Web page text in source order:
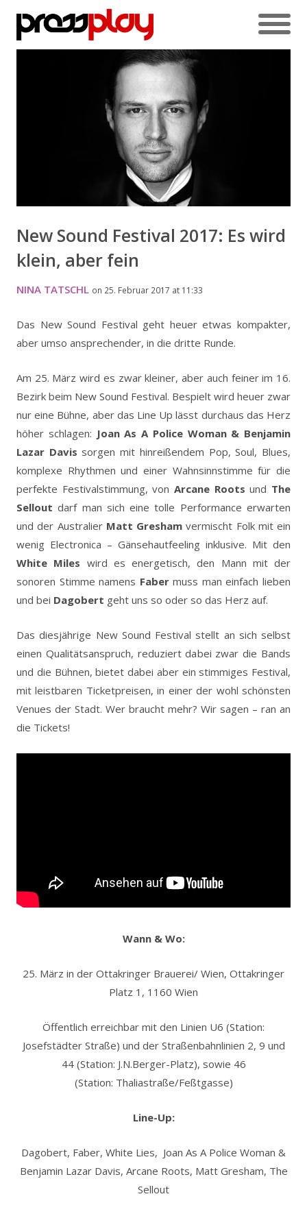
New Sound Festival 2017: Es wird
klein, aber fein
NINA TATSCHL on 25. Februar 2017 at 11:33
Das New Sound Festival geht heuer etwas kompakter,
aber umso ansprechender, in die dritte Runde.
Am 25. März wird es zwar kleiner, aber auch feiner im 16.
Bezirk beim New Sound Festival. Bespielt wird heuer zwar
nur eine Bühne, aber das Line Up lässt durchaus das Herz
höher schlagen: Joan As A Police Woman & Benjamin
Lazar Davis sorgen mit hinreißendem Pop, Soul, Blues,
komplexe Rhythmen und einer Wahnsinnstimme für die
perfekte Festivalstimmung, von Arcane Roots und The
Sellout darf man sich eine tolle Performance erwarten
und der Australier Matt Gresham vermischt Folk mit ein
wenig Electronica – Gänsehautfeeling inklusive. Mit den
White Miles wird es energetisch, den Mann mit der
sonoren Stimme namens Fabermuss man einfach lieben
und bei Dagobert geht uns so oder so das Herz auf.
Das diesjährige New Sound Festival stellt an sich selbst
einen Qualitätsanspruch, reduziert dabei zwar die Bands
und die Bühnen, bietet dabei aber ein stimmiges Festival,
mit leistbaren Ticketpreisen, in einer der wohl schönsten
Venues der Stadt. Wer braucht mehr? Wir sagen – ran an
die Tickets!
Wann & Wo:
25. März in der Ottakringer Brauerei/ Wien, Ottakringer
Platz 1, 1160 Wien
Öffentlich erreichbar mit den Linien U6 (Station:
Josefstädter Straße) und der Straßenbahnlinien 2, 9 und
44 (Station: J.N.Berger-Platz), sowie 46
(Station: Thaliastraße/Feßtgasse)
Line-Up:
Dagobert, Faber, White Lies, Joan As A Police Woman &
Benjamin Lazar Davis, Arcane Roots, Matt Gresham, The
Sellout